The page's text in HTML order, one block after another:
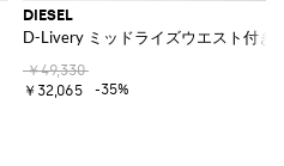
DIESEL
D-Livery ミッドライズウエスト付き
￥49,330
￥32,065
-35%